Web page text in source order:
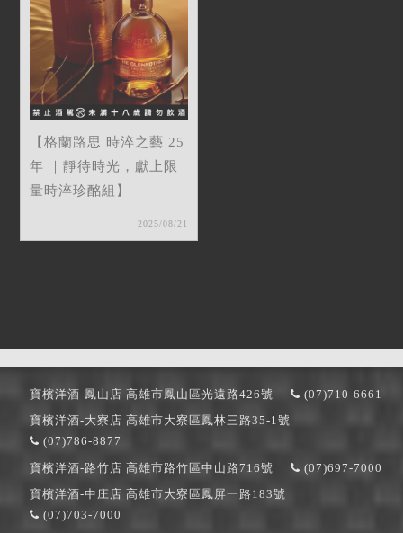
【格蘭路思 時淬之藝 25
年 ｜靜待時光，獻上限
量時淬珍酩組】
2025/08/21
寶檳洋酒-鳳山店 高雄市鳳山區光遠路426號 (07)710-6661
寶檳洋酒-大寮店 高雄市大寮區鳳林三路35-1號
(07)786-8877
寶檳洋酒-路竹店 高雄市路竹區中山路716號 (07)697-7000
寶檳洋酒-中庄店 高雄市大寮區鳳屏一路183號
(07)703-7000